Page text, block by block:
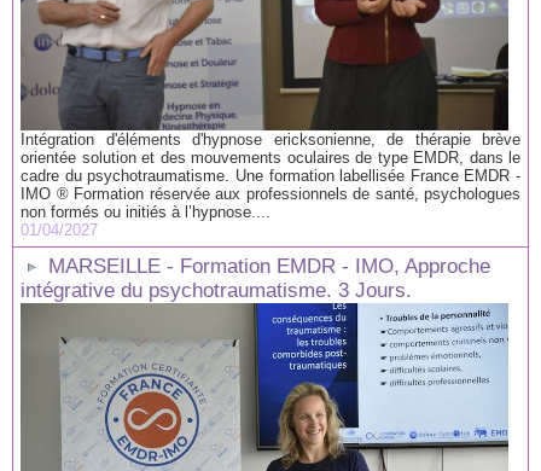
Intégration d'éléments d'hypnose ericksonienne, de thérapie brève
orientée solution et des mouvements oculaires de type EMDR, dans le
cadre du psychotraumatisme. Une formation labellisée France EMDR -
IMO ® Formation réservée aux professionnels de santé, psychologues
non formés ou initiés à l’hypnose....
01/04/2027
MARSEILLE - Formation EMDR - IMO, Approche
intégrative du psychotraumatisme. 3 Jours.